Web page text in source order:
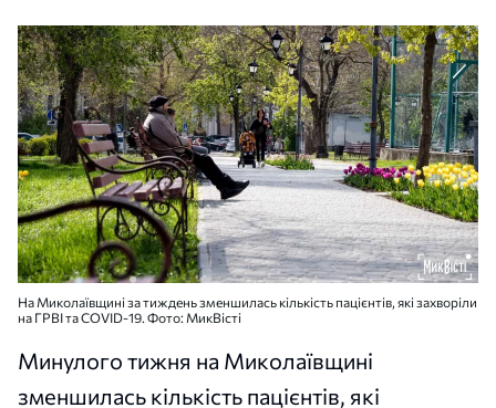
На Миколаївщині за тиждень зменшилась кількість пацієнтів, які захворіли
на ГРВІ та COVID-19. Фото: МикВісті
Минулого тижня на Миколаївщині
зменшилась кількість пацієнтів, які